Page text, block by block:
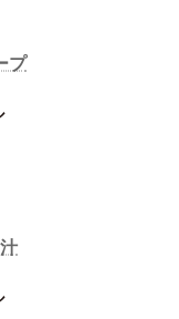
プ